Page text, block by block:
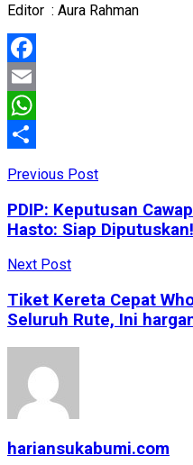
Editor : Aura Rahman
Facebook
Email
WhatsApp
Previous Post
PDIP: Keputusan
Hasto: Siap Diputuskan!
Next Post
Tiket Kereta Cepat
Seluruh Rute, Ini
hariansukabumi.com